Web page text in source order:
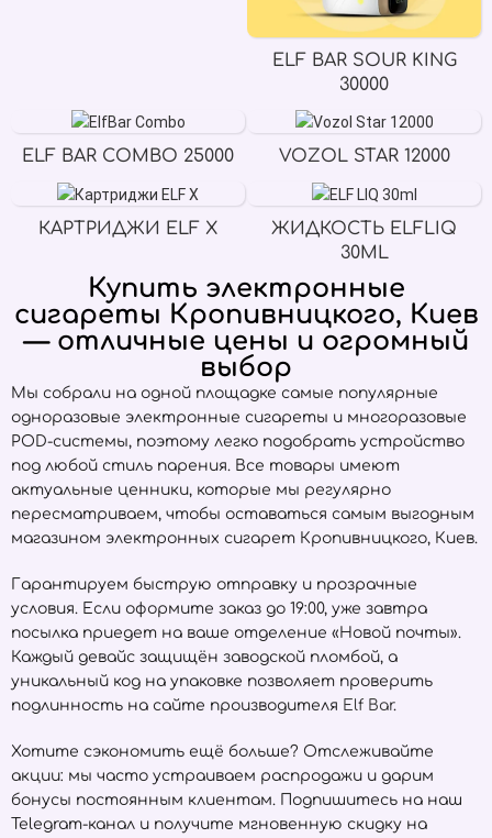
ELF BAR SOUR KING
30000
ELF BAR COMBO 25000 VOZOL STAR 12000
КАРТРИДЖИ ELF X
ЖИДКОСТЬ ELFLIQ
30ML
Купить электронные
сигареты Кропивницкого, Киев
— отличные цены и огромный
выбор
Мы собрали на одной площадке самые популярные
одноразовые электронные сигареты и многоразовые
POD-системы, поэтому легко подобрать устройство
под любой стиль парения. Все товары имеют
актуальные ценники, которые мы регулярно
пересматриваем, чтобы оставаться самым выгодным
магазином электронных сигарет Кропивницкого, Киев.
Гарантируем быструю отправку и прозрачные
условия. Если оформите заказ до 19:00, уже завтра
посылка приедет на ваше отделение «Новой почты».
Каждый девайс защищён заводской пломбой, а
уникальный код на упаковке позволяет проверить
подлинность на сайте производителя Elf Bar.
Хотите сэкономить ещё больше? Отслеживайте
акции: мы часто устраиваем распродажи и дарим
бонусы постоянным клиентам. Подпишитесь на наш
Telegram-канал и получите мгновенную скидку на